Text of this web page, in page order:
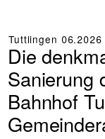
Tuttlingen 06.2026
Die
Sanierung
Bahnhof